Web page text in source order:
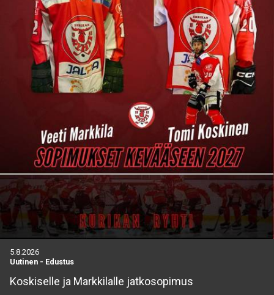
5.8.2026
Uutinen - Edustus
Koskiselle ja Markkilalle jatkosopimus